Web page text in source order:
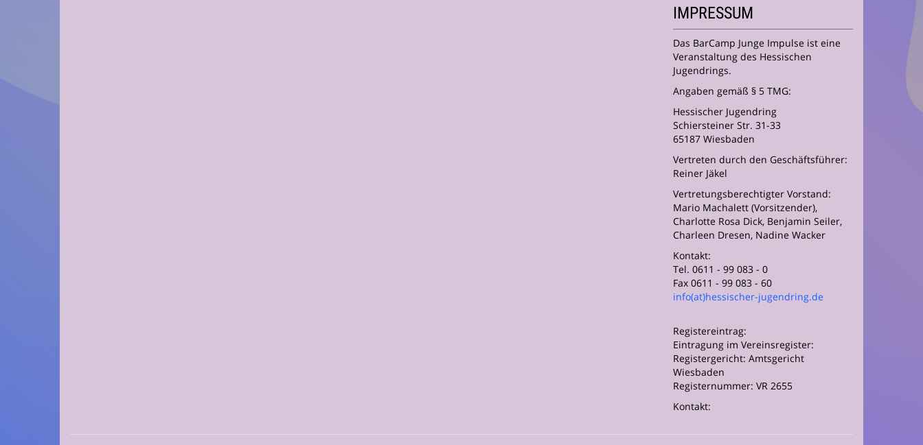
IMPRESSUM
Das BarCamp Junge Impulse ist eine
Veranstaltung des Hessischen
Jugendrings.
Angaben gemäß § 5 TMG:
Hessischer Jugendring
Schiersteiner Str. 31-33
65187 Wiesbaden
Vertreten durch den Geschäftsführer:
Reiner Jäkel
Vertretungsberechtigter Vorstand:
Mario Machalett (Vorsitzender),
Charlotte Rosa Dick, Benjamin Seiler,
Charleen Dresen, Nadine Wacker
Kontakt:
Tel. 0611 - 99 083 - 0
Fax 0611 - 99 083 - 60
info(at)hessischer-jugendring.de
Registereintrag:
Eintragung im Vereinsregister:
Registergericht: Amtsgericht
Wiesbaden
Registernummer: VR 2655
Kontakt: